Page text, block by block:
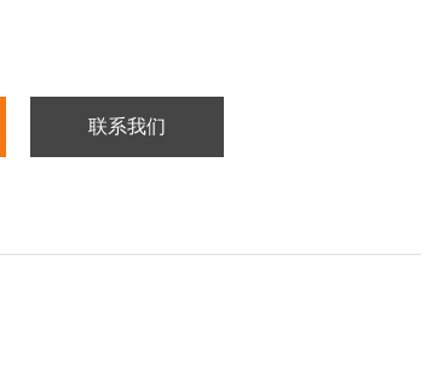
联系我们